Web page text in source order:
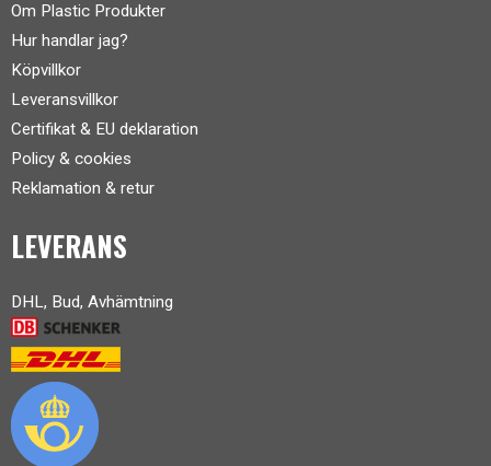
Om Plastic Produkter
Hur handlar jag?
Köpvillkor
Leveransvillkor
Certifikat & EU deklaration
Policy & cookies
Reklamation & retur
LEVERANS
DHL, Bud, Avhämtning